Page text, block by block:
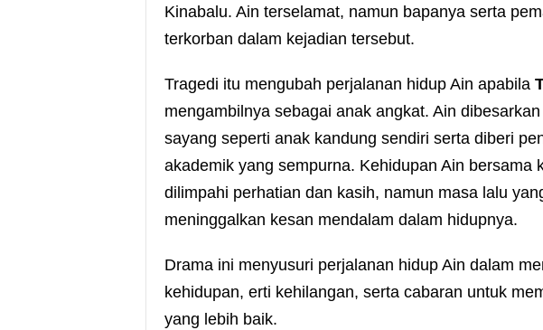
Kinabalu. Ain terselamat, namun bapanya serta
terkorban dalam kejadian tersebut.
Tragedi itu mengubah perjalanan hidup Ain apabila
mengambilnya sebagai anak angkat. Ain
sayang seperti anak kandung sendiri serta diberi
akademik yang sempurna. Kehidupan Ain bersama
dilimpahi perhatian dan kasih, namun masa lalu
meninggalkan kesan mendalam dalam hidupnya.
Drama ini menyusuri perjalanan hidup Ain dalam
kehidupan, erti kehilangan, serta cabaran untuk
yang lebih baik.